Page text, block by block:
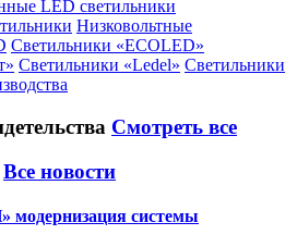
LED светильники
Низковольтные
Светильники «ECOLED»
Светильники «Ledel» Светильники
Смотреть все
Все новости
системы